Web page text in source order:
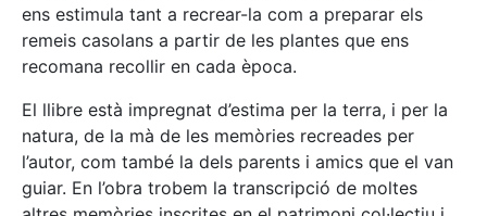
ens estimula tant a recrear-la com a preparar els
remeis casolans a partir de les plantes que ens
recomana recollir en cada època.
El llibre està impregnat d’estima per la terra, i per la
natura, de la mà de les memòries recreades per
l’autor, com també la dels parents i amics que el van
guiar. En l’obra trobem la transcripció de moltes